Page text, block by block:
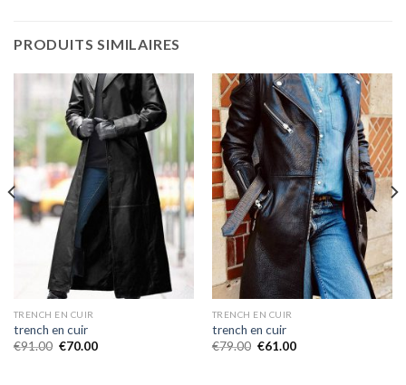
PRODUITS SIMILAIRES
TRENCH EN CUIR
trench en cuir
€91.00 €70.00
TRENCH EN CUIR
trench en cuir
€79.00 €61.00